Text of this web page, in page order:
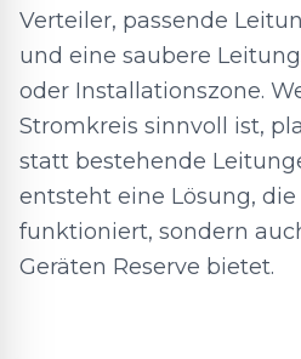
Verteiler, passende
und eine saubere
oder Installationszone.
Stromkreis sinnvoll ist,
statt bestehende
entsteht eine Lösung,
funktioniert, sondern
Geräten Reserve bietet.